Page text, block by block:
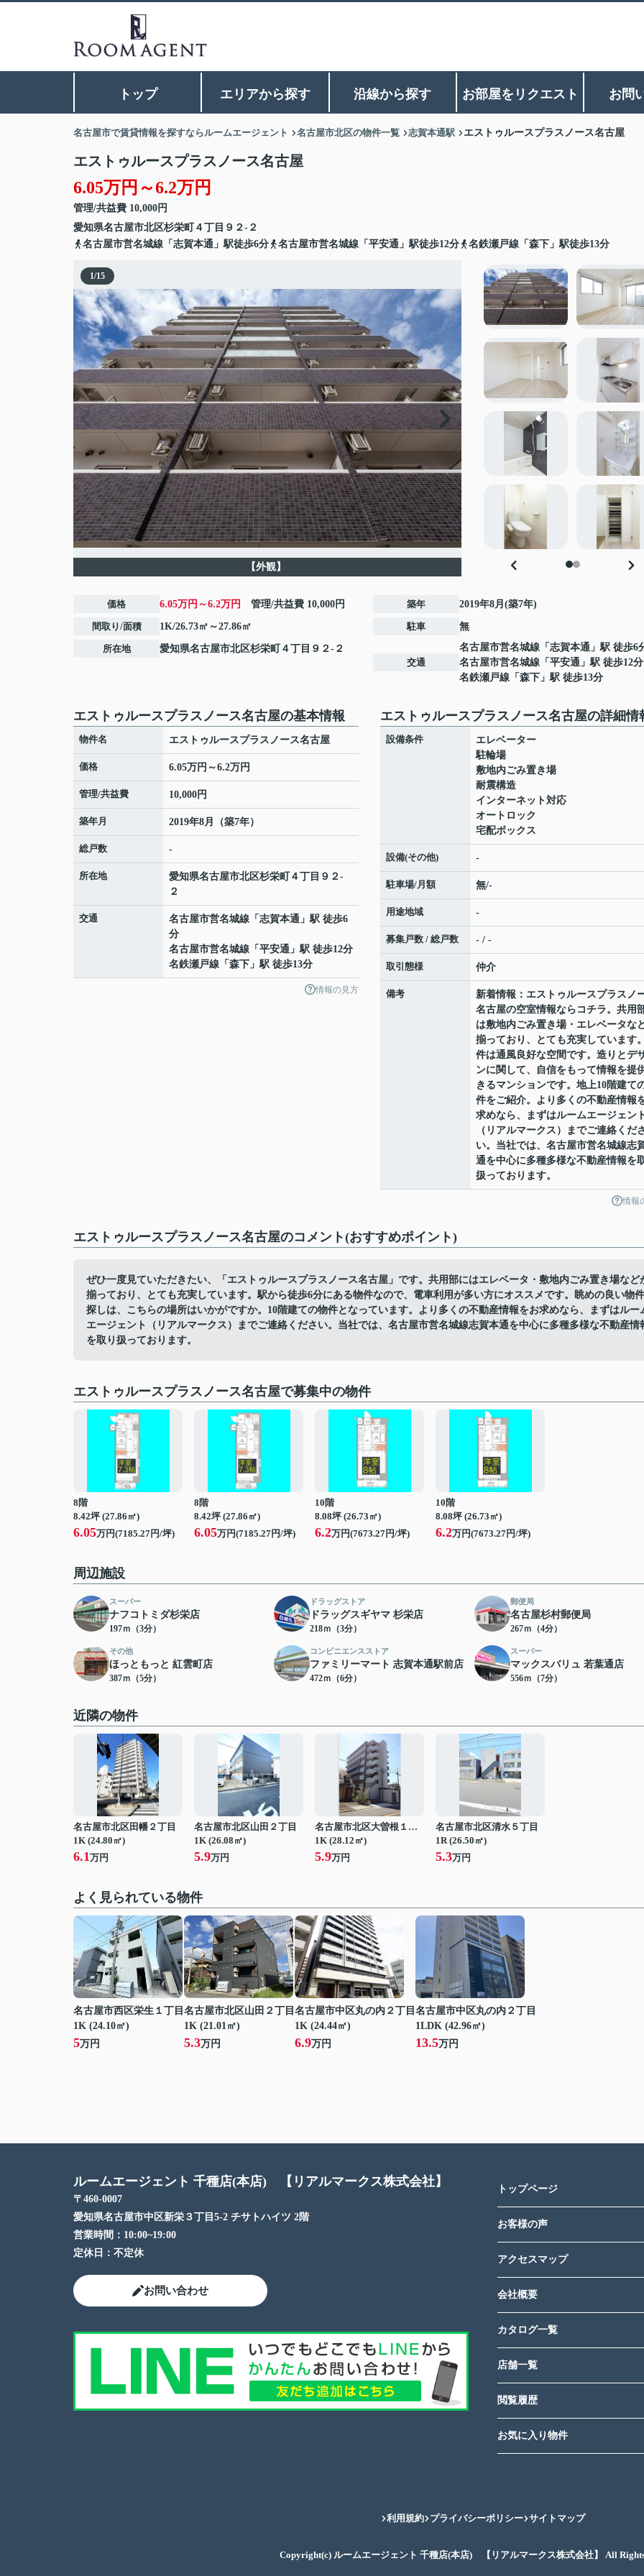
トップ エリアから探す 沿線から探す お部屋をリクエスト お問
名古屋市で賃貸情報を探すならルームエージェント 名古屋市北区の物件一覧 志賀本通駅 エストゥルースプラスノース名古屋
エストゥルースプラスノース名古屋
6.05万円～6.2万円
管理/共益費 10,000円
愛知県名古屋市北区杉栄町
４丁目９２-２
名古屋市営名城線「志賀本通」駅徒歩6分
名古屋市営名城線「平安通」駅徒歩12分 名鉄瀬戸線「森下」駅徒歩13分
1/15
【外観】
価格 6.05万円～6.2万円 管理/共益費 10,000円
間取り/面積 1K/26.73㎡～27.86㎡
所在地 愛知県名古屋市北区杉栄町 ４丁目９２-２
築年 2019年8月(築7年)
駐車 無
交通
名古屋市営名城線 「 志賀本通 」駅 徒歩6
名古屋市営名城線 「 平安通 」駅 徒歩12分
名鉄瀬戸線 「 森下 」駅 徒歩13分
エストゥルースプラスノース名古屋の基本情報
物件名 エストゥルースプラスノース名古屋
価格 6.05万円～6.2万円
管理/共益費 10,000円
築年月 2019年8月（築7年）
総戸数 -
所在地 愛知県名古屋市北区杉栄町
４丁目９２-
２
交通 名古屋市営名城線 「 志賀本通 」駅 徒歩6
分
名古屋市営名城線 「 平安通 」駅 徒歩12分
名鉄瀬戸線 「 森下 」駅 徒歩13分
情報の見方
エストゥルースプラスノース名古屋の詳細情
設備条件
エレベーター
駐輪場
敷地内ごみ置き場
耐震構造
インターネット対応
オートロック
宅配ボックス
設備(その他) -
駐車場/月額 無/-
用途地域 -
募集戸数 / 総戸数 - / -
取引態様 仲介
備考
新着情報：エストゥルースプラスノ
名古屋の空室情報ならコチラ。共用
は敷地内ごみ置き場・エレベータな
揃っており、とても充実しています
件は通風良好な空間です。造りとデ
ンに関して、自信をもって情報を提
きるマンションです。地上10階建て
件をご紹介。より多くの不動産情報
求めなら、まずはルームエージェン
（リアルマークス）までご連絡くだ
い。当社では、名古屋市営名城線志
通を中心に多種多様な不動産情報を
扱っております。
情報
エストゥルースプラスノース名古屋のコメント(おすすめポイント)
ぜひ一度見ていただきたい、「エストゥルースプラスノース名古屋」です。共用部にはエレベータ・敷地内ごみ置き場など
揃っており、とても充実しています。駅から徒歩6分にある物件なので、電車利用が多い方にオススメです。眺めの良い物件
探しは、こちらの場所はいかがですか。10階建ての物件となっています。より多くの不動産情報をお求めなら、まずはルー
エージェント（リアルマークス）までご連絡ください。当社では、名古屋市営名城線志賀本通を中心に多種多様な不動産情
を取り扱っております。
エストゥルースプラスノース名古屋で募集中の物件
8階
8.42坪 (27.86㎡)
6.05万円(7185.27円/坪)
8階
8.42坪 (27.86㎡)
6.05万円(7185.27円/坪)
10階
8.08坪 (26.73㎡)
6.2万円(7673.27円/坪)
10階
8.08坪 (26.73㎡)
6.2万円(7673.27円/坪)
周辺施設
スーパー
ナフコトミダ杉栄店
197ｍ（3分）
ドラッグストア
ドラッグスギヤマ 杉栄店
218ｍ（3分）
郵便局
名古屋杉村郵便局
267ｍ（4分）
その他
ほっともっと 紅雲町店
387ｍ（5分）
コンビニエンスストア
ファミリーマート 志賀本通駅前店
472ｍ（6分）
スーパー
マックスバリュ 若葉通店
556ｍ（7分）
近隣の物件
名古屋市北区田幡２丁目
1K (24.80㎡)
6.1万円
名古屋市北区山田２丁目
1K (26.08㎡)
5.9万円
名古屋市北区大曽根１丁目
1K (28.12㎡)
5.9万円
名古屋市北区清水５丁目
1R (26.50㎡)
5.3万円
よく見られている物件
名古屋市西区栄生１丁目
1K (24.10㎡)
5万円
名古屋市北区山田２丁目
1K (21.01㎡)
5.3万円
名古屋市中区丸の内２丁目
1K (24.44㎡)
6.9万円
名古屋市中区丸の内２丁目
1LDK (42.96㎡)
13.5万円
ルームエージェント 千種店(本店) 【リアルマークス株式会社】
〒460-0007
愛知県名古屋市中区新栄３丁目5-2 チサトハイツ 2階
営業時間： 10:00~19:00
定休日： 不定休
お問い合わせ
トップページ
お客様の声
アクセスマップ
会社概要
カタログ一覧
店舗一覧
閲覧履歴
お気に入り物件
利用規約 プライバシーポリシー サイトマップ
Copyright(c) ルームエージェント 千種店(本店) 【リアルマークス株式会社】 All Rights